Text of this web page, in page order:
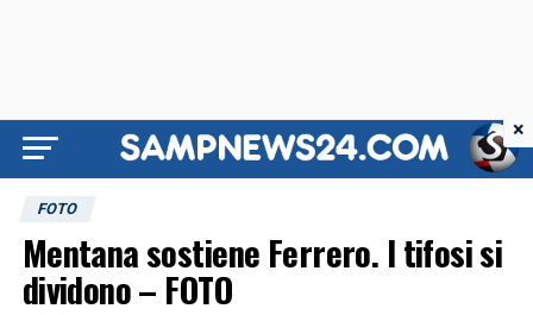
FOTO
Mentana sostiene Ferrero. I tifosi si
dividono – FOTO
×